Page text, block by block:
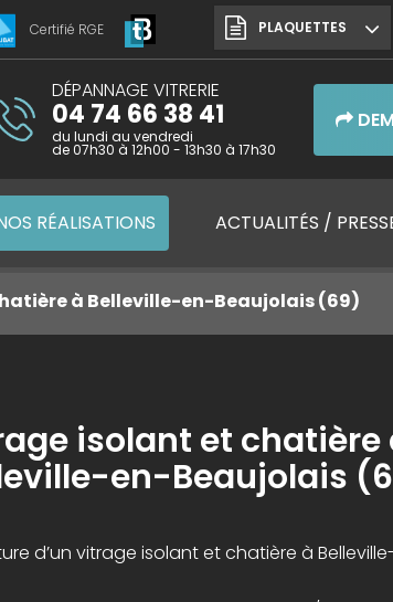
Certifié RGE PLAQUETTES
DÉPANNAGE VITRERIE
04 74 66 38 41
du lundi au vendredi
de 07h30 à 12h00 - 13h30 à 17h30
RÉALISATIONS ACTUALITÉS /
à Belleville-en-Beaujolais (69)
isolant et chatière
en-Beaujolais
d’un vitrage isolant et chatière à